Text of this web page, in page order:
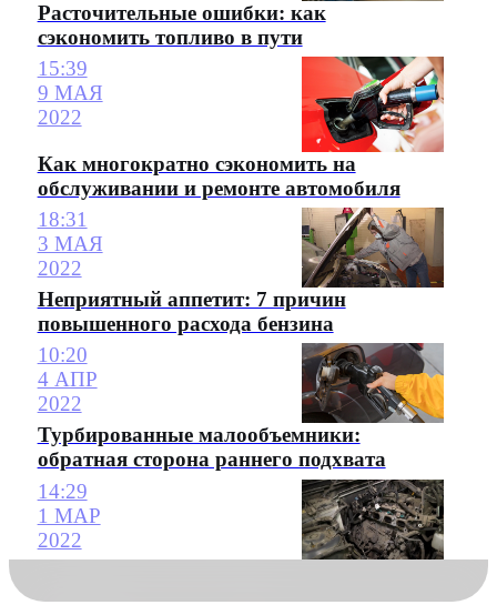
Расточительные ошибки: как
сэкономить топливо в пути
15:39
9 МАЯ
2022
Как многократно сэкономить на
обслуживании и ремонте автомобиля
18:31
3 МАЯ
2022
Неприятный аппетит: 7 причин
повышенного расхода бензина
10:20
4 АПР
2022
Турбированные малообъемники:
обратная сторона раннего подхвата
14:29
1 МАР
2022